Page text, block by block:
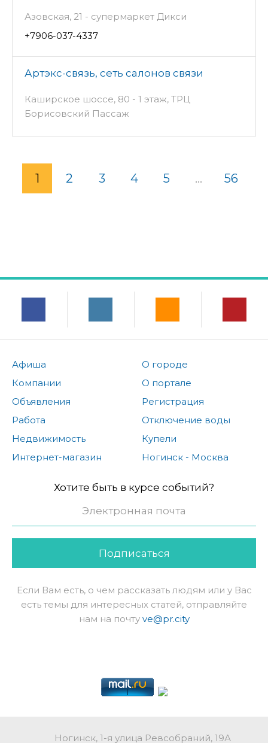
Азовская, 21 - супермаркет Дикси
+7906-037-4337
Артэкс-связь, сеть салонов связи
Каширское шоссе, 80 - 1 этаж, ТРЦ
Борисовский Пассаж
1 2 3 4 5 ... 56
Афиша
Компании
Объявления
Работа
Недвижимость
Интернет-магазин
О городе
О портале
Регистрация
Отключение воды
Купели
Ногинск - Москва
Хотите быть в курсе событий?
Подписаться
Если Вам есть, о чем рассказать людям или у Вас
есть темы для интересных статей, отправляйте
нам на почту ve@pr.city
Ногинск, 1-я улица Ревсобраний, 19А